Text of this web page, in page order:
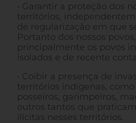
• Garantir a proteção dos
territórios,
de regularização em que
Portanto dos nossos povos,
principalmente os povos
isolados e de recente
• Coibir a presença de
territórios indígenas, como
posseiros, garimpeiros,
outros tantos que
ilícitas nesses territórios.